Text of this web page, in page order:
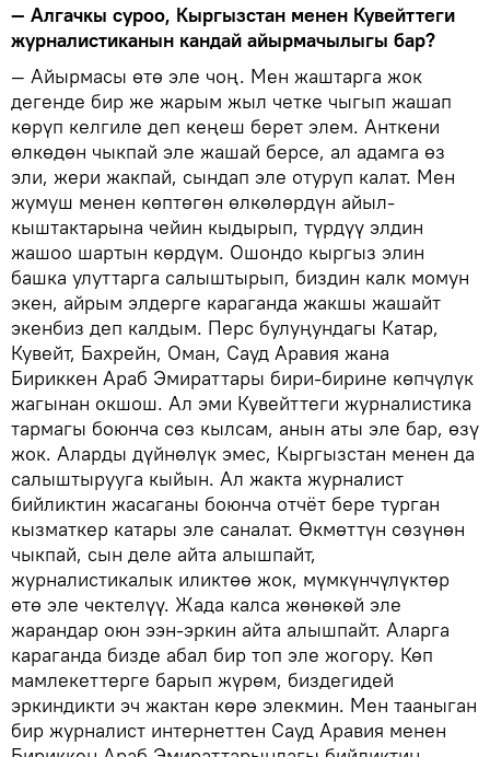
— Алгачкы суроо, Кыргызстан менен Кувейттеги
журналистиканын кандай айырмачылыгы бар?
— Айырмасы өтө эле чоң. Мен жаштарга жок
дегенде бир же жарым жыл четке чыгып жашап
көрүп келгиле деп кеңеш берет элем. Анткени
өлкөдөн чыкпай эле жашай берсе, ал адамга өз
эли, жери жакпай, сындап эле отуруп калат. Мен
жумуш менен көптөгөн өлкөлөрдүн айыл-
кыштактарына чейин кыдырып, түрдүү элдин
жашоо шартын көрдүм. Ошондо кыргыз элин
башка улуттарга салыштырып, биздин калк момун
экен, айрым элдерге караганда жакшы жашайт
экенбиз деп калдым. Перс булуңундагы Катар,
Кувейт, Бахрейн, Оман, Сауд Аравия жана
Бириккен Араб Эмираттары бири-бирине көпчүлүк
жагынан окшош. Ал эми Кувейттеги журналистика
тармагы боюнча сөз кылсам, анын аты эле бар, өзү
жок. Аларды дүйнөлүк эмес, Кыргызстан менен да
салыштырууга кыйын. Ал жакта журналист
бийликтин жасаганы боюнча отчёт бере турган
кызматкер катары эле саналат. Өкмөттүн сөзүнөн
чыкпай, сын деле айта алышпайт,
журналистикалык иликтөө жок, мүмкүнчүлүктөр
өтө эле чектелүү. Жада калса жөнөкөй эле
жарандар оюн ээн-эркин айта алышпайт. Аларга
караганда бизде абал бир топ эле жогору. Көп
мамлекеттерге барып жүрөм, биздегидей
эркиндикти эч жактан көрө элекмин. Мен тааныган
бир журналист интернеттен Сауд Аравия менен